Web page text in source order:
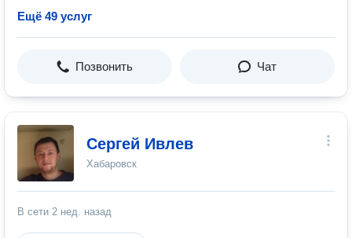
Ещё 49 услуг
Позвонить Чат
Сергей Ивлев
Хабаровск
В сети 2 нед. назад